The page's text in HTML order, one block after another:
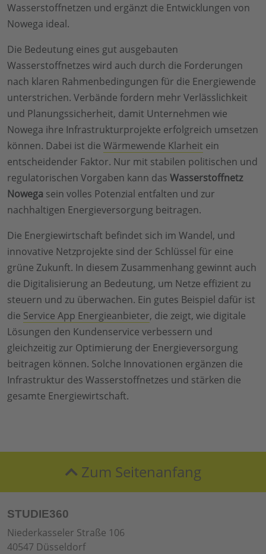
Wasserstoffnetzen und ergänzt die Entwicklungen von
Nowega ideal.
Die Bedeutung eines gut ausgebauten
Wasserstoffnetzes wird auch durch die Forderungen
nach klaren Rahmenbedingungen für die Energiewende
unterstrichen. Verbände fordern mehr Verlässlichkeit
und Planungssicherheit, damit Unternehmen wie
Nowega ihre Infrastrukturprojekte erfolgreich umsetzen
können. Dabei ist die Wärmewende Klarheit ein
entscheidender Faktor. Nur mit stabilen politischen und
regulatorischen Vorgaben kann das Wasserstoffnetz
Nowega sein volles Potenzial entfalten und zur
nachhaltigen Energieversorgung beitragen.
Die Energiewirtschaft befindet sich im Wandel, und
innovative Netzprojekte sind der Schlüssel für eine
grüne Zukunft. In diesem Zusammenhang gewinnt auch
die Digitalisierung an Bedeutung, um Netze effizient zu
steuern und zu überwachen. Ein gutes Beispiel dafür ist
die Service App Energieanbieter, die zeigt, wie digitale
Lösungen den Kundenservice verbessern und
gleichzeitig zur Optimierung der Energieversorgung
beitragen können. Solche Innovationen ergänzen die
Infrastruktur des Wasserstoffnetzes und stärken die
gesamte Energiewirtschaft.
Zum Seitenanfang
STUDIE360
Niederkasseler Straße 106
40547 Düsseldorf